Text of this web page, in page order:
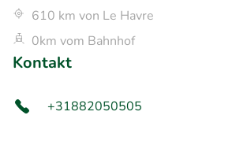
610 km von Le Havre
0km vom Bahnhof
Kontakt
+31882050505